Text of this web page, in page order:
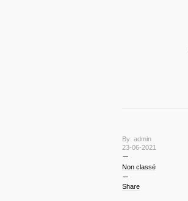
By: admin
23-06-2021
Non classé
Share